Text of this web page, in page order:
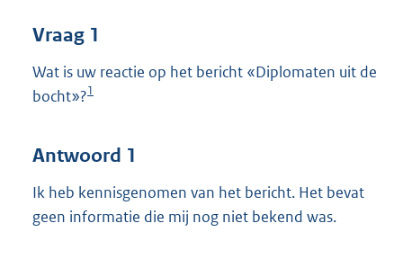
Vraag 1
Wat is uw reactie op het bericht «Diplomaten uit de
bocht»?1
Antwoord 1
Ik heb kennisgenomen van het bericht. Het bevat
geen informatie die mij nog niet bekend was.